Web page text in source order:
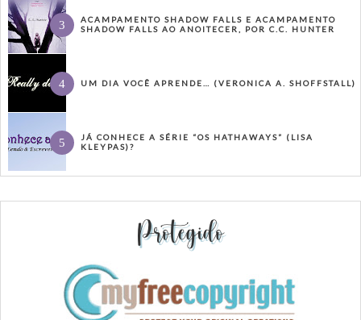
ACAMPAMENTO SHADOW FALLS E ACAMPAMENTO
SHADOW FALLS AO ANOITECER, POR C.C. HUNTER
UM DIA VOCÊ APRENDE… (VERONICA A. SHOFFSTALL)
JÁ CONHECE A SÉRIE “OS HATHAWAYS” (LISA
KLEYPAS)?
Protegido